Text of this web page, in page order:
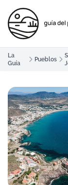
La
Guía
Pueblos